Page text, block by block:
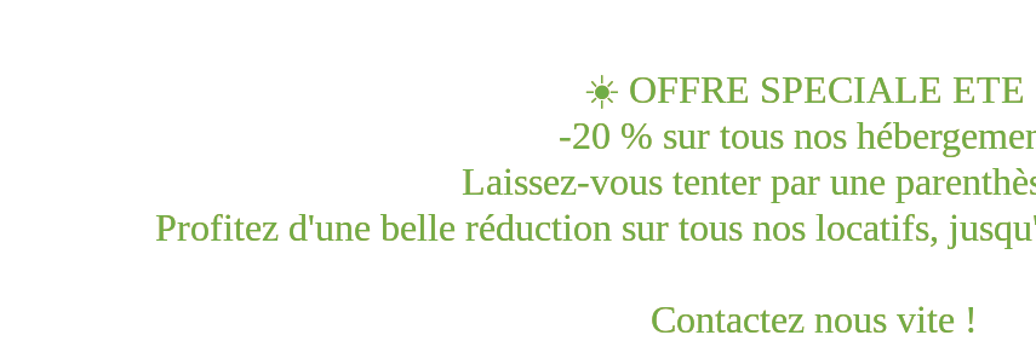
☀️ OFFRE SPECIALE ETE
-20 % sur tous nos
Laissez-vous tenter par une
Profitez d'une belle réduction sur tous nos locatifs,
Contactez nous vite !